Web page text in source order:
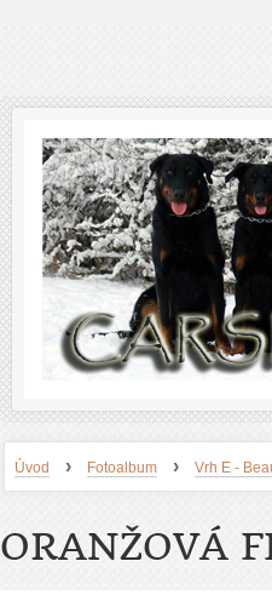
Úvod › Fotoalbum › Vrh E -
ORANŽOVÁ